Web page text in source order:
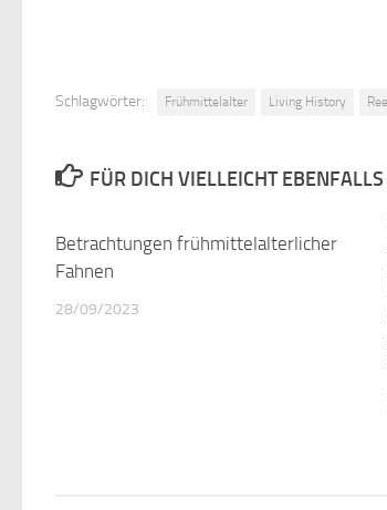
Schlagwörter: Frühmittelalter Living History
FÜR DICH VIELLEICHT
Betrachtungen frühmittelalterlicher
Fahnen
28/09/2023